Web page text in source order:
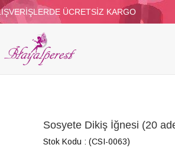
ÜCRETSİZ KARGO
TÜY BONCUKLAR
DİĞER
Sosyete Dikiş İğnesi (20
Stok Kodu (CSI-0063)